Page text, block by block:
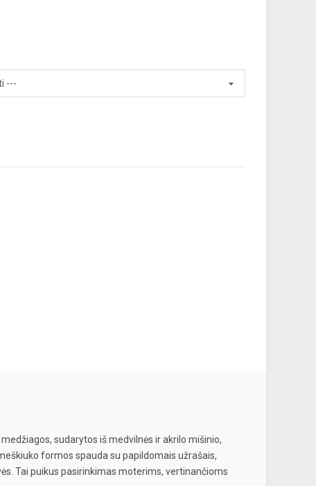
sudarytos iš medvilnės ir akrilo mišinio,
formos spauda su papildomais užrašais,
Tai puikus pasirinkimas moterims, vertinančioms